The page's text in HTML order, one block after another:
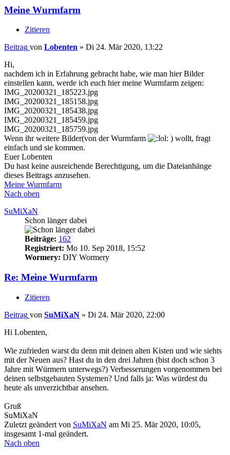
Meine Wurmfarm
Zitieren
Beitrag von Lobenten » Di 24. Mär 2020, 13:22
Hi,
nachdem ich in Erfahrung gebracht habe, wie man hier Bilder
einstellen kann, werde ich euch hier meine Wurmfarm zeigen:
IMG_20200321_185223.jpg
IMG_20200321_185158.jpg
IMG_20200321_185438.jpg
IMG_20200321_185459.jpg
IMG_20200321_185759.jpg
Wenn ihr weitere Bilder(von der Wurmfarm
) wollt, fragt
einfach und sie kommen.
Euer Lobenten
Du hast keine ausreichende Berechtigung, um die Dateianhänge
dieses Beitrags anzusehen.
Meine Wurmfarm
Nach oben
SuMiXaN
Schon länger dabei
Beiträge: 162
Registriert: Mo 10. Sep 2018, 15:52
Wormery: DIY Wormery
Re: Meine Wurmfarm
Zitieren
Beitrag von SuMiXaN » Di 24. Mär 2020, 22:00
Hi Lobenten,
Wie zufrieden warst du denn mit deinen alten Kisten und wie siehts
mit der Neuen aus? Hast du in den drei Jahren (bist doch schon 3
Jahre mit Würmern unterwegs?) Verbesserungen vorgenommen bei
deinen selbstgebauten Systemen? Und falls ja: Was würdest du
heute als unverzichtbar ansehen.
Gruß
SuMiXaN
Zuletzt geändert von SuMiXaN am Mi 25. Mär 2020, 10:05,
insgesamt 1-mal geändert.
Nach oben